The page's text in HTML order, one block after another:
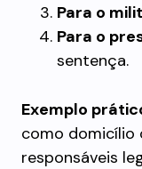
Para o
Para o
sentença.
Exemplo
como domicílio
responsáveis